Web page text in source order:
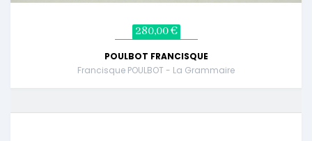
280,00 €
POULBOT FRANCISQUE
Francisque POULBOT - La Grammaire